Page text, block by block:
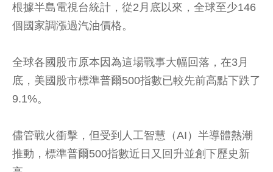
根據半島電視台統計，從2月底以來，全球至少146
個國家調漲過汽油價格。
全球各國股市原本因為這場戰事大幅回落，在3月
底，美國股市標準普爾500指數已較先前高點下跌了
9.1%。
儘管戰火衝擊，但受到人工智慧（AI）半導體熱潮
推動，標準普爾500指數近日又回升並創下歷史新